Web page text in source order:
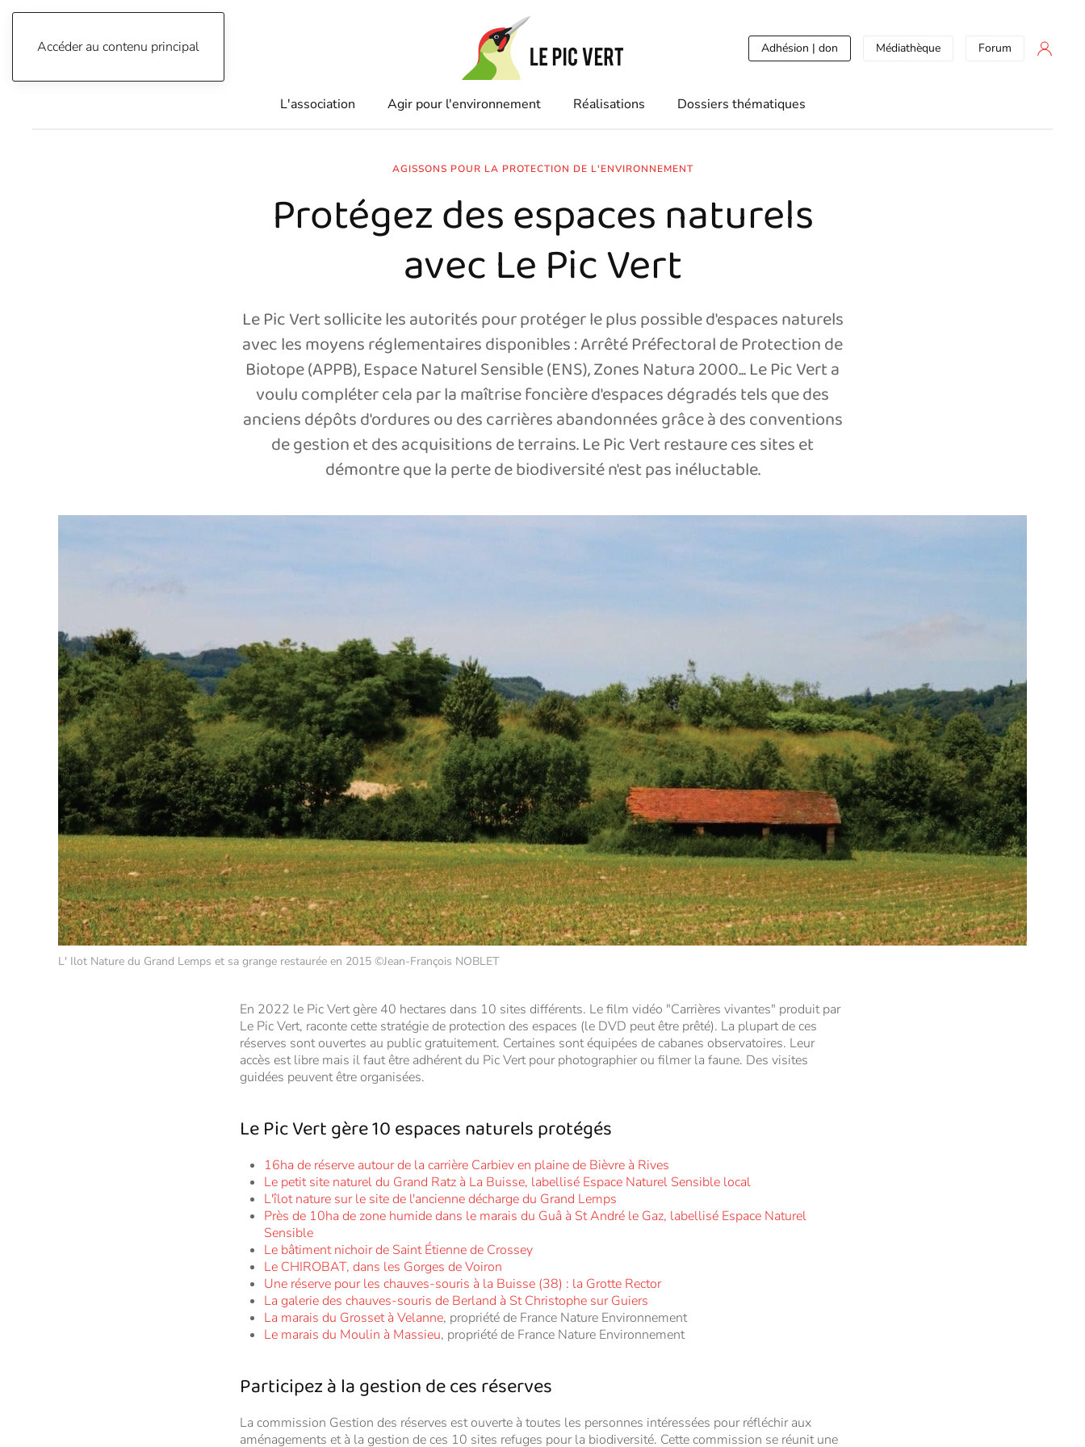
Accéder au contenu principal
04 76 91 34 33 Adhésion | don Médiathèque Forum
L'association Agir pour l'environnement Réalisations Dossiers thématiques
AGISSONS POUR LA PROTECTION DE L'ENVIRONNEMENT
Protégez des espaces naturels
avec Le Pic Vert
Le Pic Vert sollicite les autorités pour protéger le plus possible d'espaces naturels
avec les moyens réglementaires disponibles : Arrêté Préfectoral de Protection de
Biotope (APPB), Espace Naturel Sensible (ENS), Zones Natura 2000... Le Pic Vert a
voulu compléter cela par la maîtrise foncière d'espaces dégradés tels que des
anciens dépôts d'ordures ou des carrières abandonnées grâce à des conventions
de gestion et des acquisitions de terrains. Le Pic Vert restaure ces sites et
démontre que la perte de biodiversité n'est pas inéluctable.
L' Ilot Nature du Grand Lemps et sa grange restaurée en 2015 ©Jean-François NOBLET
En 2022 le Pic Vert gère 40 hectares dans 10 sites différents. Le film vidéo "Carrières vivantes" produit par
Le Pic Vert, raconte cette stratégie de protection des espaces (le DVD peut être prêté). La plupart de ces
réserves sont ouvertes au public gratuitement. Certaines sont équipées de cabanes observatoires. Leur
accès est libre mais il faut être adhérent du Pic Vert pour photographier ou filmer la faune. Des visites
guidées peuvent être organisées.
Le Pic Vert gère 10 espaces naturels protégés
16ha de réserve autour de la carrière Carbiev en plaine de Bièvre à Rives
Le petit site naturel du Grand Ratz à La Buisse, labellisé Espace Naturel Sensible local
L'îlot nature sur le site de l'ancienne décharge du Grand Lemps
Près de 10ha de zone humide dans le marais du Guâ à St André le Gaz, labellisé Espace Naturel
Sensible
Le bâtiment nichoir de Saint Étienne de Crossey
Le CHIROBAT, dans les Gorges de Voiron
Une réserve pour les chauves-souris à la Buisse (38) : la Grotte Rector
La galerie des chauves-souris de Berland à St Christophe sur Guiers
La marais du Grosset à Velanne, propriété de France Nature Environnement
Le marais du Moulin à Massieu, propriété de France Nature Environnement
Participez à la gestion de ces réserves
La commission Gestion des réserves est ouverte à toutes les personnes intéressées pour réfléchir aux
aménagements et à la gestion de ces 10 sites refuges pour la biodiversité. Cette commission se réunit une